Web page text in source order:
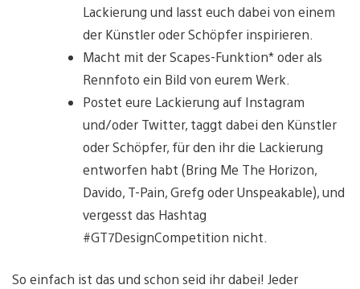
Lackierung und lasst euch dabei von einem
der Künstler oder Schöpfer inspirieren.
Macht mit der Scapes-Funktion* oder als
Rennfoto ein Bild von eurem Werk.
Postet eure Lackierung auf Instagram
und/oder Twitter, taggt dabei den Künstler
oder Schöpfer, für den ihr die Lackierung
entworfen habt (Bring Me The Horizon,
Davido, T-Pain, Grefg oder Unspeakable), und
vergesst das Hashtag
#GT7DesignCompetition nicht.
So einfach ist das und schon seid ihr dabei! Jeder